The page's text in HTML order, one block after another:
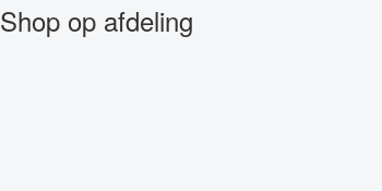
Shop op afdeling